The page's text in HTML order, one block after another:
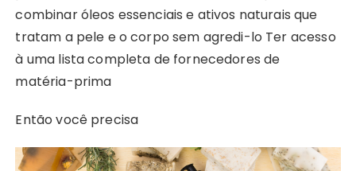
combinar óleos essenciais e ativos naturais que
tratam a pele e o corpo sem agredi-lo Ter acesso
à uma lista completa de fornecedores de
matéria-prima
Então você precisa